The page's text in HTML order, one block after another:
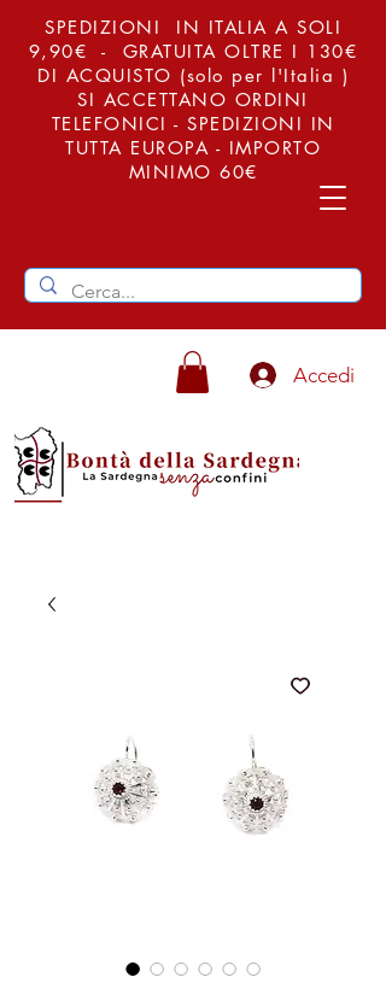
SPEDIZIONI IN ITALIA A SOLI
9,90€ - GRATUITA OLTRE I 130€
DI ACQUISTO (solo per l'Italia )
SI ACCETTANO ORDINI
TELEFONICI - SPEDIZIONI IN
TUTTA EUROPA - IMPORTO
MINIMO 60€
Accedi